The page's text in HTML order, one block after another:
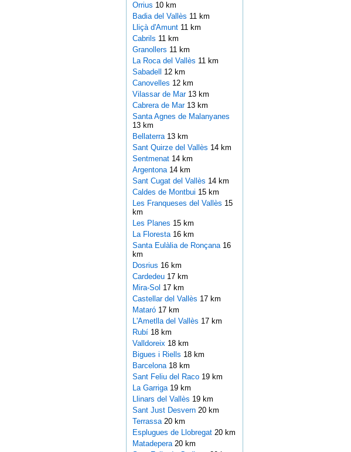
Orrius 10 km
Badia del Vallès 11 km
Lliçà d'Amunt 11 km
Cabrils 11 km
Granollers 11 km
La Roca del Vallès 11 km
Sabadell 12 km
Canovelles 12 km
Vilassar de Mar 13 km
Cabrera de Mar 13 km
Santa Agnes de Malanyanes
13 km
Bellaterra 13 km
Sant Quirze del Vallès 14 km
Sentmenat 14 km
Argentona 14 km
Sant Cugat del Vallès 14 km
Caldes de Montbui 15 km
Les Franqueses del Vallès 15
km
Les Planes 15 km
La Floresta 16 km
Santa Eulàlia de Ronçana 16
km
Dosrius 16 km
Cardedeu 17 km
Mira-Sol 17 km
Castellar del Vallès 17 km
Mataró 17 km
L'Ametlla del Vallès 17 km
Rubí 18 km
Valldoreix 18 km
Bigues i Riells 18 km
Barcelona 18 km
Sant Feliu del Raco 19 km
La Garriga 19 km
Llinars del Vallès 19 km
Sant Just Desvern 20 km
Terrassa 20 km
Esplugues de Llobregat 20 km
Matadepera 20 km